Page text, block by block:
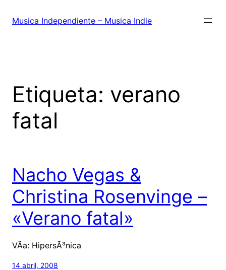
Musica Independiente – Musica Indie
Etiqueta: verano
fatal
Nacho Vegas &
Christina Rosenvinge –
«Verano fatal»
VÃ­a: HipersÃ³nica
14 abril, 2008